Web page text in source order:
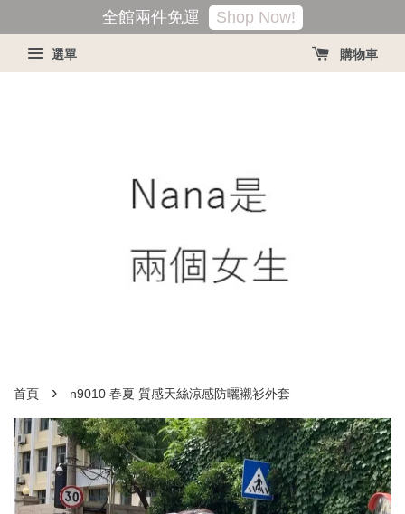
全館兩件免運 Shop Now!
選單 購物車
首頁 › n9010 春夏 質感天絲涼感防曬襯衫外套